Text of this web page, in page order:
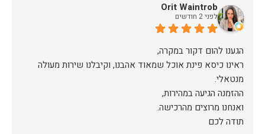
Orit Waintrob
לפני 2 חודשים
ראינו כיסא פינת אוכל שמאוד אהבנו, וקיבלנו שירות מעולה
תודה לכם